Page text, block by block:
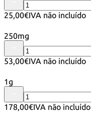
25,00€IVA não incluído
250mg
53,00€IVA não incluído
1g
178,00€IVA não incluído